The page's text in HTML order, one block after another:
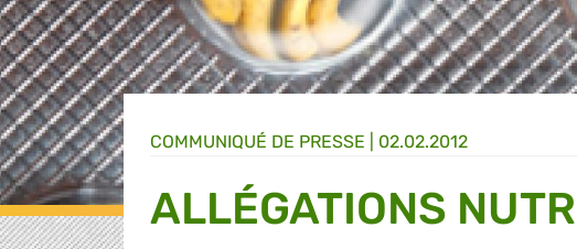
COMMUNIQUÉ DE PRESSE 02.02.2012
ALLÉGATIONS